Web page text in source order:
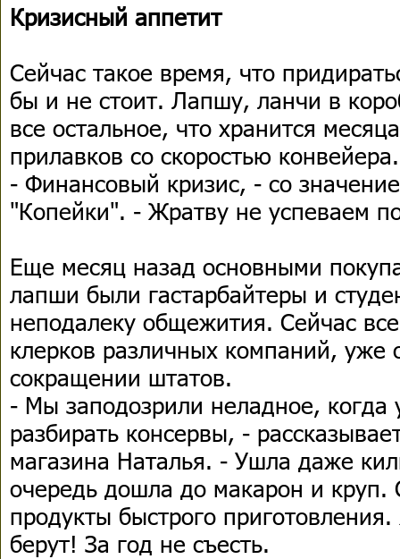
Кризисный аппетит
Сейчас такое время, что
бы и не стоит. Лапшу, ланчи в
все остальное, что хранится
прилавков со скоростью
- Финансовый кризис, - со
"Копейки". - Жратву не успеваем
Еще месяц назад основными
лапши были гастарбайтеры и
неподалеку общежития. Сейчас
клерков различных компаний,
сокращении штатов.
- Мы заподозрили неладное, когда
разбирать консервы, -
магазина Наталья. - Ушла даже
очередь дошла до макарон и круп.
продукты быстрого
берут! За год не съесть.